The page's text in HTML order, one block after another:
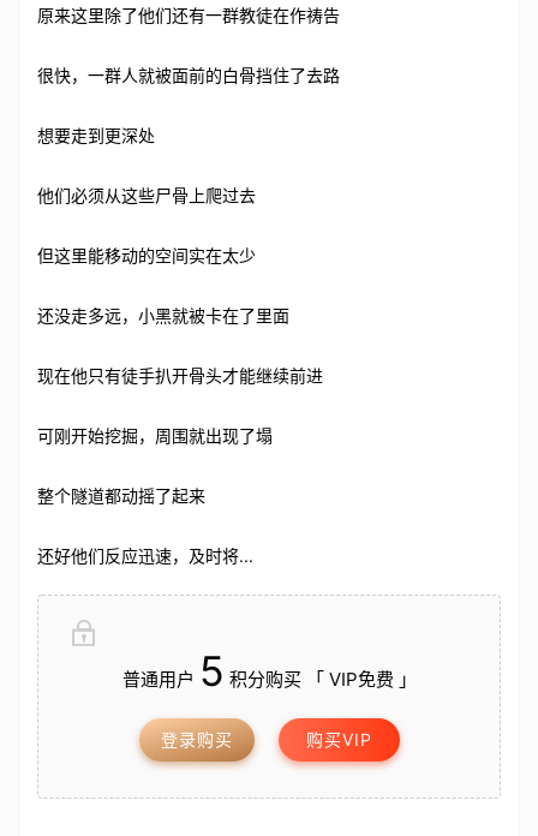
原来这里除了他们还有一群教徒在作祷告
很快，一群人就被面前的白骨挡住了去路
想要走到更深处
他们必须从这些尸骨上爬过去
但这里能移动的空间实在太少
还没走多远，小黑就被卡在了里面
现在他只有徒手扒开骨头才能继续前进
可刚开始挖掘，周围就出现了塌
整个隧道都动摇了起来
还好他们反应迅速，及时将...
普通用户 5 积分购买 「 VIP免费 」
登录购买 购买VIP